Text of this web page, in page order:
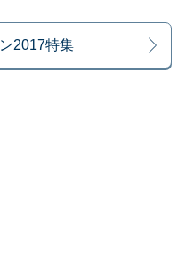
2017特集